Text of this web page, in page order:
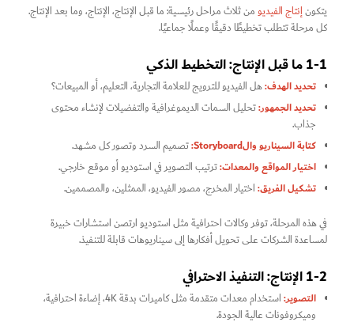
يتكونإنتاج الفيديومن ثلاث مراحل رئيسية: ما قبل الإنتاج، الإنتاج، وما بعد الإنتاج.
كل مرحلة تتطلب تخطيطًا دقيقًا وعملًا جماعيًا.
1-1 ما قبل الإنتاج: التخطيط الذكي
تحديد الهدف:هل الفيديو للترويج للعلامة التجارية، التعليم، أو المبيعات؟
تحديد الجمهور:تحليل السمات الديموغرافية والتفضيلات لإنشاء محتوى
جذاب.
كتابة السيناريو والStoryboard: تصميم السرد وتصور كل مشهد.
اختيار المواقع والمعدات:ترتيب التصوير في استوديو أو موقع خارجي.
تشكيل الفريق:اختيار المخرج، مصور الفيديو، الممثلين، والمصممين.
في هذه المرحلة، توفر وكالات احترافية مثل استودیو ارتصن استشارات خبيرة
لمساعدة الشركات على تحويل أفكارها إلى سيناريوهات قابلة للتنفيذ.
1-2 الإنتاج: التنفيذ الاحترافي
التصوير:
استخدام معدات متقدمة مثل كاميرات بدقة 4K، إضاءة احترافية،
وميكروفونات عالية الجودة.